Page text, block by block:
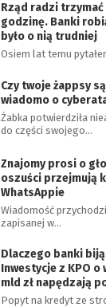
Rząd radzi
godzinę. Banki
było o nią trudniej
Osiem lat temu
Czy twoje żappsy
wiadomo o
Żabka potwierdziła
do części swojego…
Znajomy prosi o
oszuści przejmują
WhatsAppie
Wiadomość
zapisanej w…
Dlaczego banki
Inwestycje z KPO
mld zł napędzają
Popyt na kredyt ze